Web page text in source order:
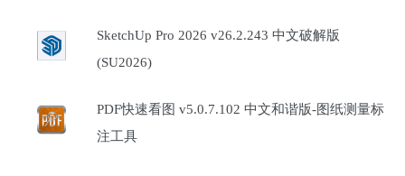
SketchUp Pro 2026 v26.2.243 中文破解版
(SU2026)
PDF快速看图 v5.0.7.102 中文和谐版-图纸测量标
注工具